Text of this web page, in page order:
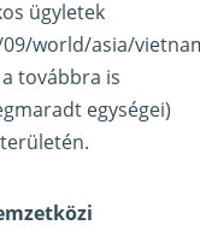
ügyletek
world/asia/
továbbra is
egységei)